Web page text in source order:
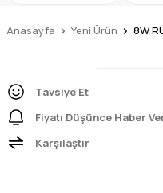
Anasayfa Yeni Ürün 8W
Tavsiye Et
Fiyatı Düşünce Haber
Karşılaştır